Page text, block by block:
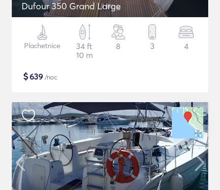
Dufour 350 Grand Large
Plachetnice
34 ft
10 m
8 3 4
$639 /noc